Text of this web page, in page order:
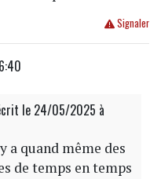
Signaler
le 24/05/2025 à
a quand même des
de temps en temps